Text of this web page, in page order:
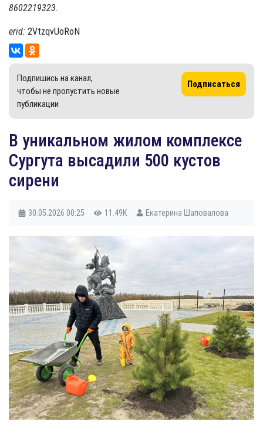
8602219323.
erid: 2VtzqvUoRoN
Подпишись на канал,
чтобы не пропустить новые
публикации
Подписаться
В уникальном жилом комплексе
Сургута высадили 500 кустов
сирени
30.05.2026 00:25 11.49K Екатерина Шаповалова